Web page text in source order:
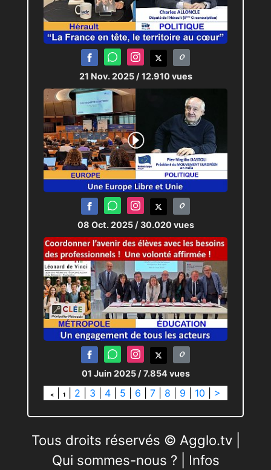
21 Nov. 2025 / 12.910 vues
08 Oct. 2025 / 30.020 vues
01 Juin 2025 / 7.854 vues
< 1 2 3 4 5 6 7 8 9 10 >
Tous droits réservés © Agglo.tv |
Qui sommes-nous ?| Infos